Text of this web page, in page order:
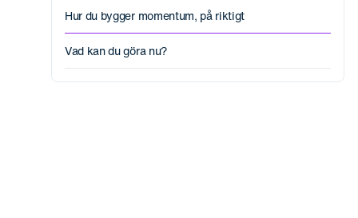
Hur du bygger momentum, på riktigt
Vad kan du göra nu?